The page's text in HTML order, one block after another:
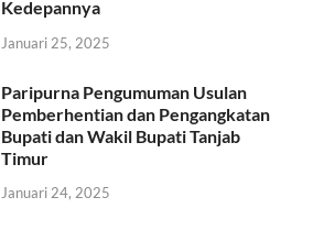
Kedepannya
Januari 25, 2025
Paripurna Pengumuman Usulan
Pemberhentian dan Pengangkatan
Bupati dan Wakil Bupati Tanjab
Timur
Januari 24, 2025